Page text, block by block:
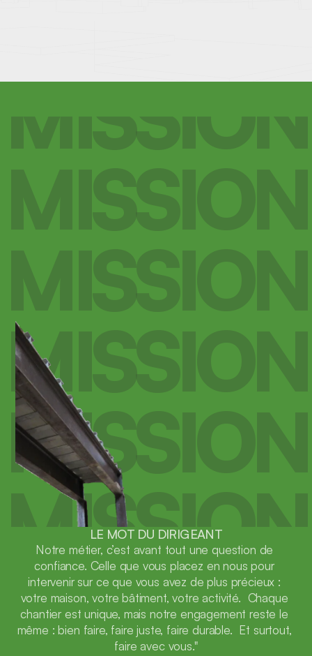
MISSION
MISSION
MISSION
MISSION
MISSION
MISSION
MISSION
LE MOT DU DIRIGEANT
Notre métier, c’est avant tout une question de
confiance. Celle que vous placez en nous pour
intervenir sur ce que vous avez de plus précieux :
votre maison, votre bâtiment, votre activité.  Chaque
chantier est unique, mais notre engagement reste le
même : bien faire, faire juste, faire durable.  Et surtout,
faire avec vous."